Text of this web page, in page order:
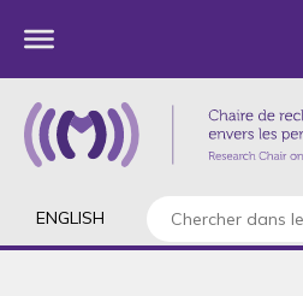
ENGLISH